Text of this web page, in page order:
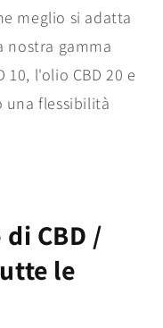
meglio si adatta
nostra gamma
l'olio CBD 20 e
una flessibilità
CBD /
le